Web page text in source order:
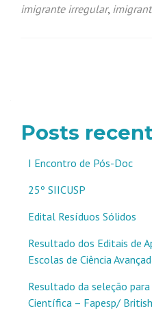
imigrante irregular,
Posts
I Encontro de Pós-Doc
25º SIICUSP
Edital Resíduos Sólidos
Resultado dos Editais de
Escolas de Ciência
Resultado da seleção
Científica – Fapesp/